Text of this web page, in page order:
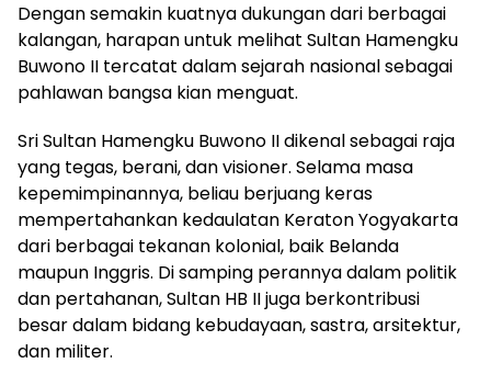
Dengan semakin kuatnya dukungan dari berbagai
kalangan, harapan untuk melihat Sultan Hamengku
Buwono II tercatat dalam sejarah nasional sebagai
pahlawan bangsa kian menguat.
Sri Sultan Hamengku Buwono II dikenal sebagai raja
yang tegas, berani, dan visioner. Selama masa
kepemimpinannya, beliau berjuang keras
mempertahankan kedaulatan Keraton Yogyakarta
dari berbagai tekanan kolonial, baik Belanda
maupun Inggris. Di samping perannya dalam politik
dan pertahanan, Sultan HB II juga berkontribusi
besar dalam bidang kebudayaan, sastra, arsitektur,
dan militer.